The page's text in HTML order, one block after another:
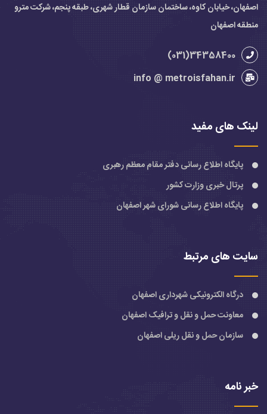
اصفهان، خیابان کاوه، ساختمان سازمان قطار شهری، طبقه پنجم، شرکت مترو
منطقه اصفهان
34358400(031)
info @ metroisfahan.ir
لینک های مفید
پایگاه اطلاع رسانی دفتر مقام معظم رهبری
پرتال خبری وزارت کشور
پایگاه اطلاع رسانی شورای شهر اصفهان
سایت های مرتبط
درگاه الکترونیکی شهرداری اصفهان
معاونت حمل و نقل و ترافیک اصفهان
سازمان حمل و نقل ریلی اصفهان
خبر نامه